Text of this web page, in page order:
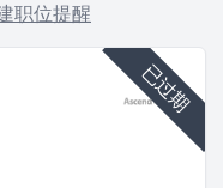
职位提醒
已过期